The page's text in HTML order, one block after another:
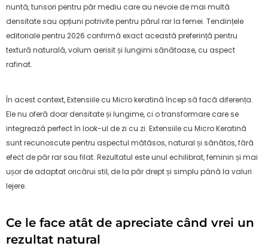
nuntă, tunsori pentru păr mediu care au nevoie de mai multă
densitate sau opțiuni potrivite pentru părul rar la femei. Tendințele
editoriale pentru 2026 confirmă exact această preferință pentru
textură naturală, volum aerisit și lungimi sănătoase, cu aspect
rafinat.
În acest context, Extensiile cu Micro keratină încep să facă diferența.
Ele nu oferă doar densitate și lungime, ci o transformare care se
integrează perfect în look-ul de zi cu zi. Extensiile cu Micro Keratină
sunt recunoscute pentru aspectul mătăsos, natural și sănătos, fără
efect de păr rar sau filat. Rezultatul este unul echilibrat, feminin și mai
ușor de adaptat oricărui stil, de la păr drept și simplu până la valuri
lejere.
Ce le face atât de apreciate când vrei un
rezultat natural